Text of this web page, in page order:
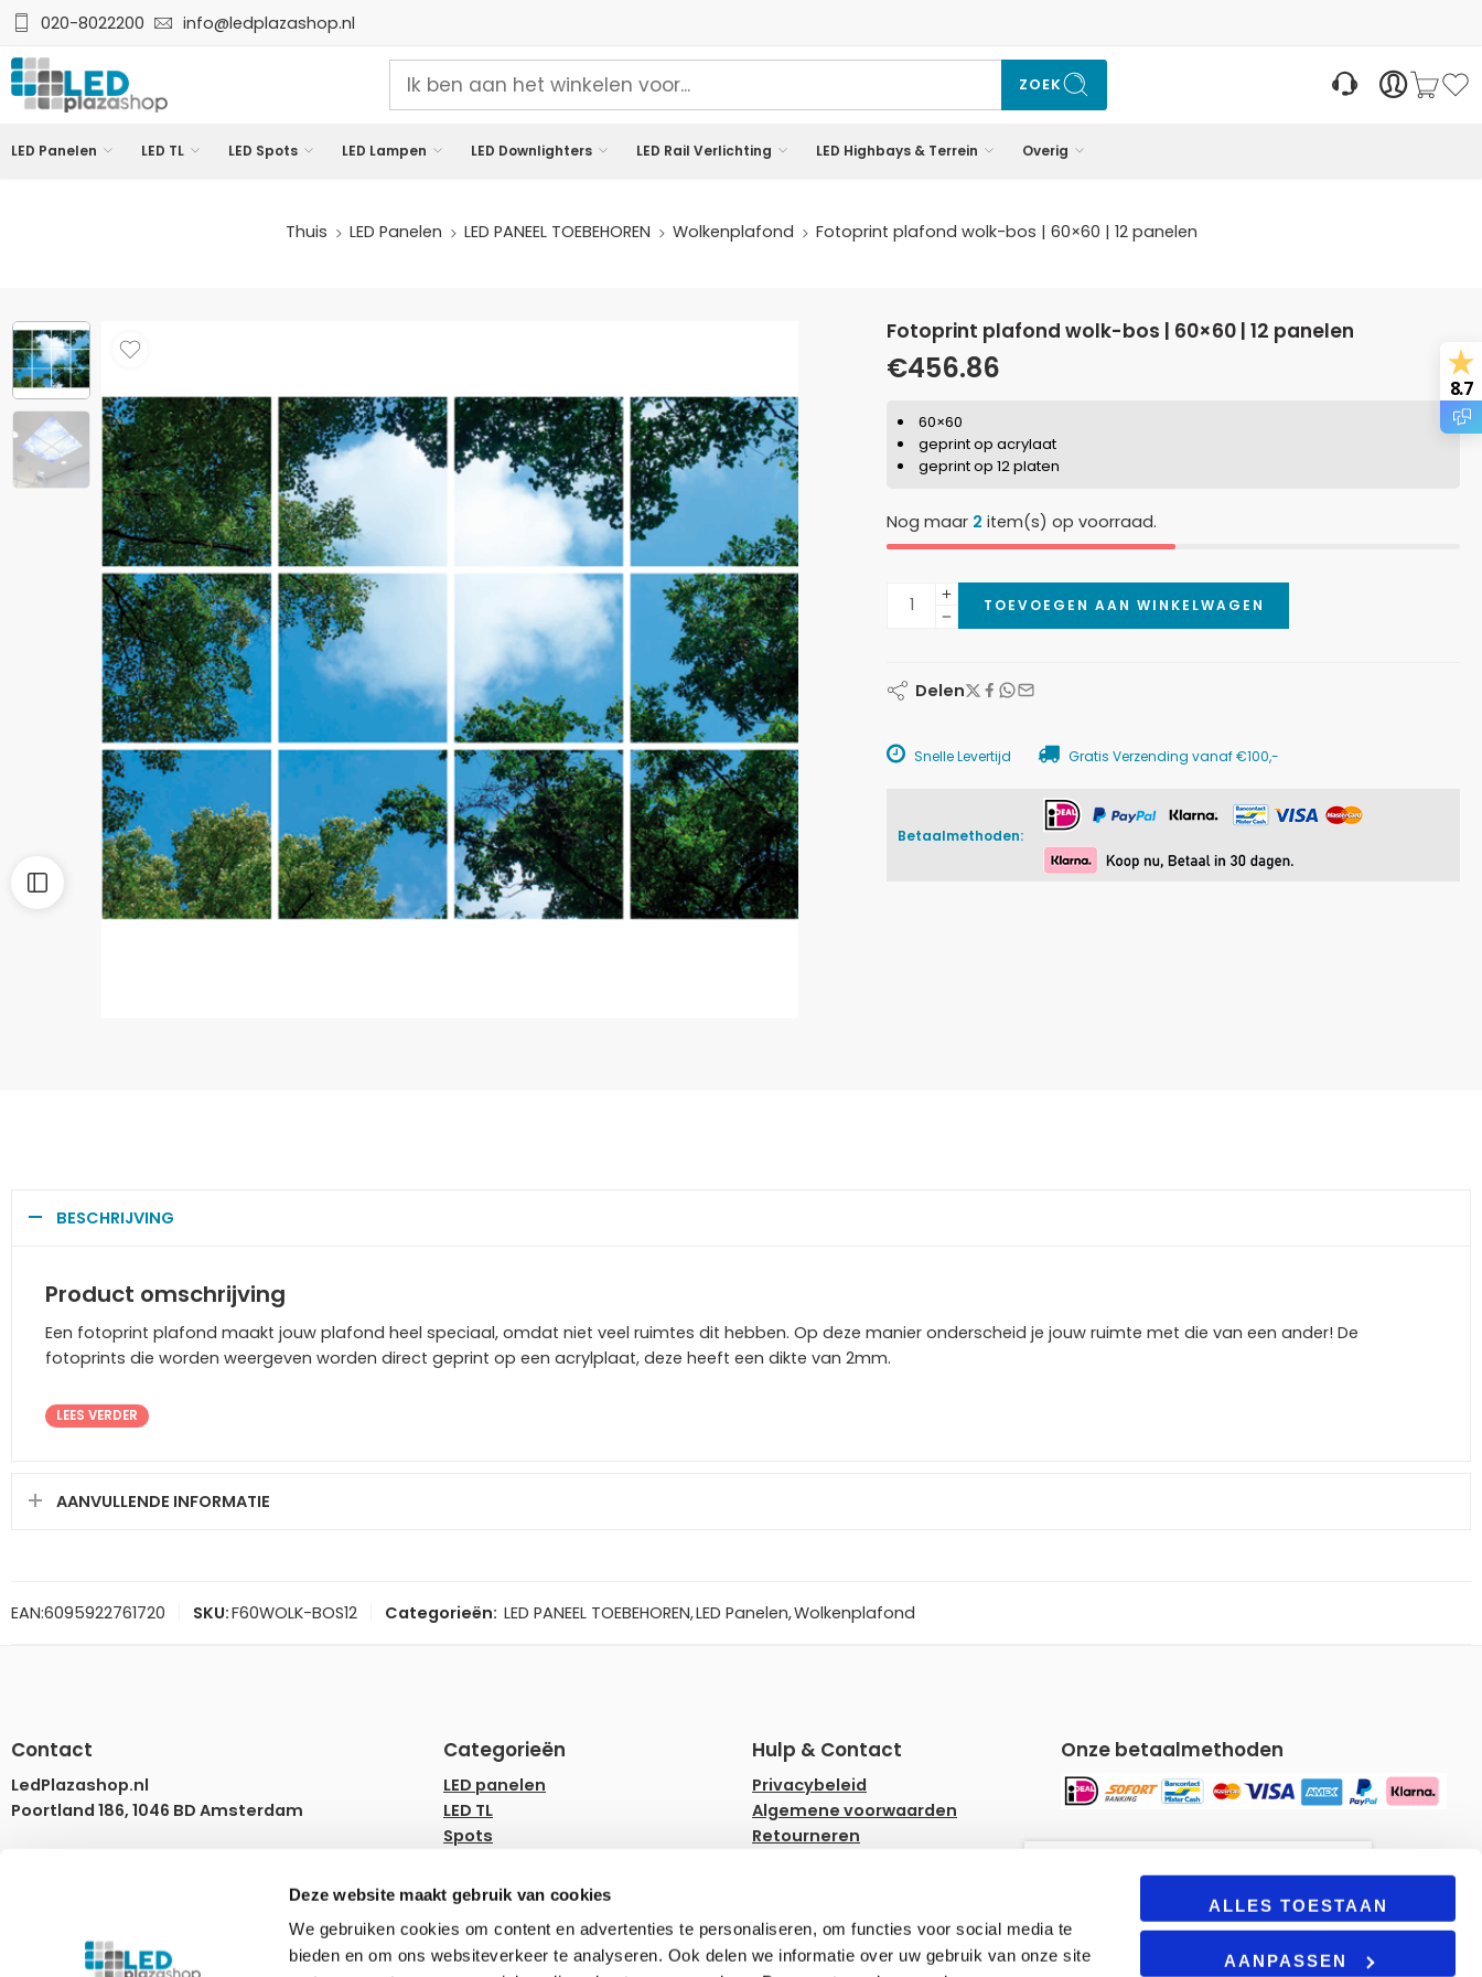
Deze website maakt gebruik van cookies
We gebruiken cookies om content en advertenties te personaliseren, om functies voor social media te
bieden en om ons websiteverkeer te analyseren. Ook delen we informatie over uw gebruik van onze site
ALLES TOESTAAN
AANPASSEN
020-8022200 info@ledplazashop.nl
ZOEK
LED Panelen LED TL LED Spots LED Lampen LED Downlighters LED Rail Verlichting LED Highbays & Terrein Overig
Thuis LED Panelen LED PANEEL TOEBEHOREN Wolkenplafond Fotoprint plafond wolk-bos | 60×60 | 12 panelen
fotoprint plafond wolk-bos | 60×60 | 12 panelen
€456.86
60×60
geprint op acrylaat
geprint op 12 platen
Nog maar 2 item(s) op voorraad.
TOEVOEGEN AAN WINKELWAGEN
Delen
Snelle Levertijd Gratis Verzending vanaf €100,-
Betaalmethoden:
BESCHRIJVING
Product omschrijving
Een fotoprint plafond maakt jouw plafond heel speciaal, omdat niet veel ruimtes dit hebben. Op deze manier onderscheid je jouw ruimte met die van een ander! De
fotoprints die worden weergeven worden direct geprint op een acrylplaat, deze heeft een dikte van 2mm.
LEES VERDER
AANVULLENDE INFORMATIE
EAN:6095922761720 SKU:F60WOLK-BOS12 Categorieën: LED PANEEL TOEBEHOREN,LED Panelen,Wolkenplafond
Contact
LedPlazashop.nl
Poortland 186, 1046 BD Amsterdam
Categorieën
LED panelen
LED TL
Spots
LED lampen
LED downlighters
Rails
Tuinverlichting
Hulp & Contact
Privacybeleid
Algemene voorwaarden
Retourneren
Onze betaalmethoden
Om u een gepersonaliseerde
winkelervaring te bieden, maakt
onze site gebruik van cookies.
Door deze site te blijven
8.7